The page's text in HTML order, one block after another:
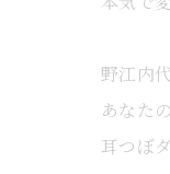
野江内
あなた
耳つぼ